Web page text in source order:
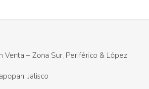
Venta – Zona Sur, Periférico & López
Jalisco